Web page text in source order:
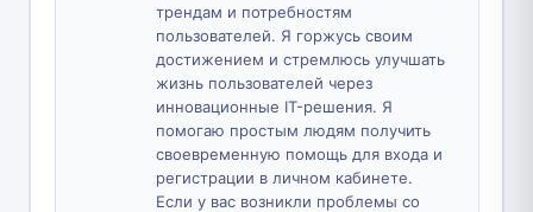
трендам и потребностям
пользователей. Я горжусь своим
достижением и стремлюсь улучшать
жизнь пользователей через
инновационные IT-решения. Я
помогаю простым людям получить
своевременную помощь для входа и
регистрации в личном кабинете.
Если у вас возникли проблемы со